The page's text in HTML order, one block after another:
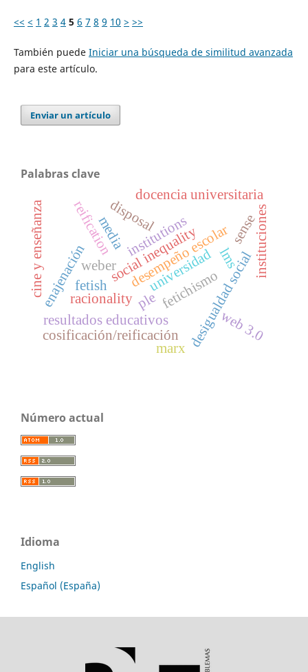
<< < 1 2 3 4 5 6 7 8 9 10 > >>
También puede Iniciar una búsqueda de similitud avanzada
para este artículo.
Enviar un artículo
Palabras clave
universidad
fetichismo
resultados educativos
desempeño escolar
social inequalitydesigualdad social
racionality
weber
institutions instituciones
fetish
disposal
reification
enajenación
cosificación/reificación
marx
media
cine y enseñanza
ple
lms
web 3.0
docencia universitaria
sense
Número actual
Idioma
English
Español (España)